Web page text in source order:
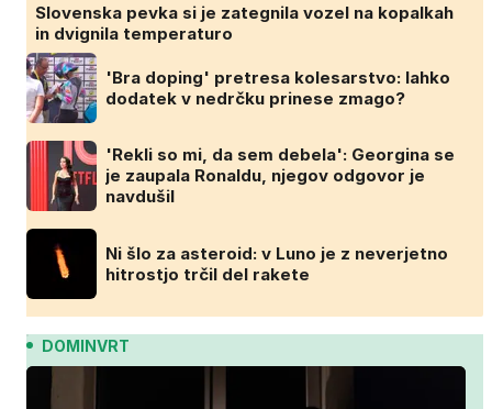
Slovenska pevka si je zategnila vozel na kopalkah
in dvignila temperaturo
'Bra doping' pretresa kolesarstvo: lahko
dodatek v nedrčku prinese zmago?
'Rekli so mi, da sem debela': Georgina se
je zaupala Ronaldu, njegov odgovor je
navdušil
Ni šlo za asteroid: v Luno je z neverjetno
hitrostjo trčil del rakete
DOMINVRT